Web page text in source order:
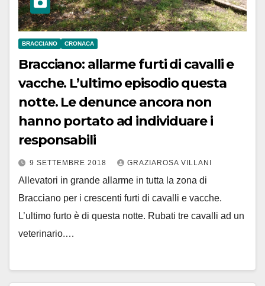
BRACCIANO CRONACA
Bracciano: allarme furti di cavalli e
vacche. L’ultimo episodio questa
notte. Le denunce ancora non
hanno portato ad individuare i
responsabili
9 SETTEMBRE 2018 GRAZIAROSA VILLANI
Allevatori in grande allarme in tutta la zona di
Bracciano per i crescenti furti di cavalli e vacche.
L’ultimo furto è di questa notte. Rubati tre cavalli ad un
veterinario.…